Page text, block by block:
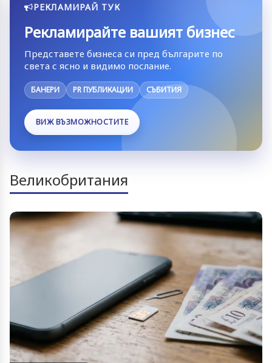
РЕКЛАМИРАЙ ТУК
Рекламирайте вашият бизнес
Представете бизнеса си пред българите по
света с ясно и видимо послание.
БАНЕРИ PR ПУБЛИКАЦИИ СЪБИТИЯ
ВИЖ ВЪЗМОЖНОСТИТЕ
Великобритания